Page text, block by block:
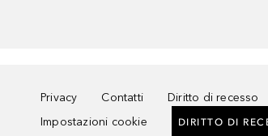
Privacy Contatti Diritto di recesso
Impostazioni cookie
DIRITTO DI